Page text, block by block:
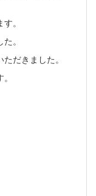
。
。
だきました。